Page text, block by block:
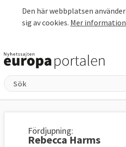
Den här webbplatsen använder
sig av cookies. Mer information
Fördjupning:
Rebecca Harms